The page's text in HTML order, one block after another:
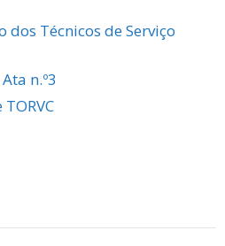
dos Técnicos de Serviço
n.º3